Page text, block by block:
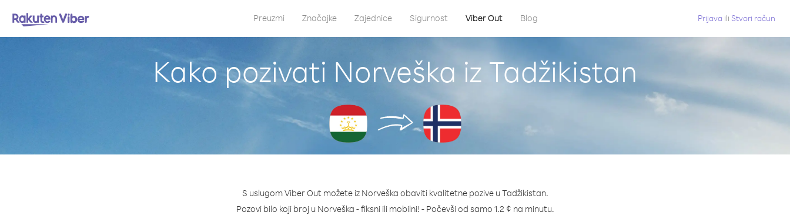
Preuzmi Značajke Zajednice Sigurnost Viber Out Blog Prijava ili Stvori račun
Kako pozivati Norveška iz Tadžikistan
S uslugom Viber Out možete iz Norveška obaviti kvalitetne pozive u Tadžikistan.
Pozovi bilo koji broj u Norveška - fiksni ili mobilni! - Počevši od samo 1.2 ¢ na minutu.